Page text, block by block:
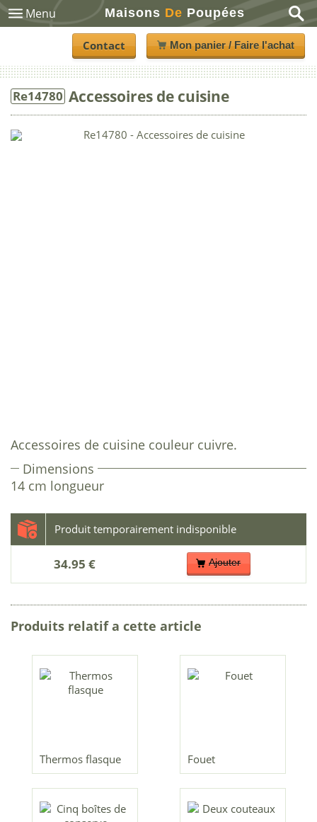
Menu Maisons De Poupées
Contact Mon panier / Faire l'achat
Re14780 Accessoires de cuisine
Accessoires de cuisine couleur cuivre.
Dimensions
14 cm longueur
34.95 € Ajouter
Produits relatif a cette article
Thermos flasque Fouet